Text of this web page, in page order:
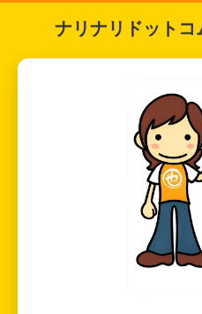
ナリナリドット